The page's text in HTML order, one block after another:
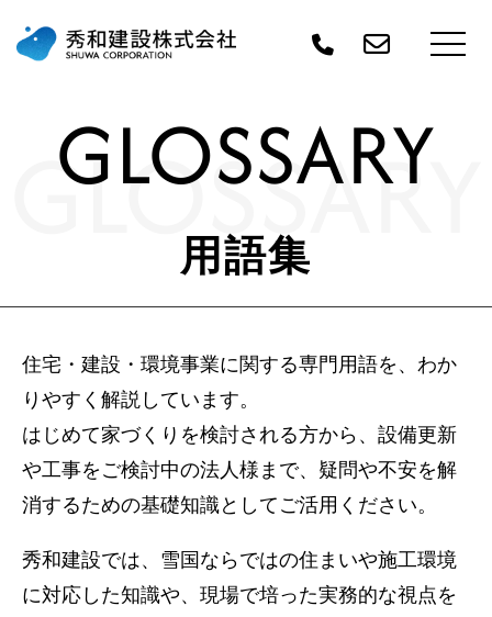
GLOSSARY
GLOSSARY
用語集
住宅・建設・環境事業に関する専門用語を、わか
りやすく解説しています。
はじめて家づくりを検討される方から、設備更新
や工事をご検討中の法人様まで、疑問や不安を解
消するための基礎知識としてご活用ください。
秀和建設では、雪国ならではの住まいや施工環境
に対応した知識や、現場で培った実務的な視点を